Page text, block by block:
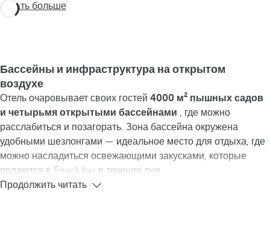
Узнать больше
Бассейны и инфраструктура на открытом
воздухе
Отель очаровывает своих гостей 4000 м² пышных садов
и четырьмя открытыми бассейнами , где можно
расслабиться и позагорать. Зона бассейна окружена
удобными шезлонгами — идеальное место для отдыха, где
можно насладиться освежающими закусками, которые
подаются в Snack bar в течение дня.
Продолжить читать